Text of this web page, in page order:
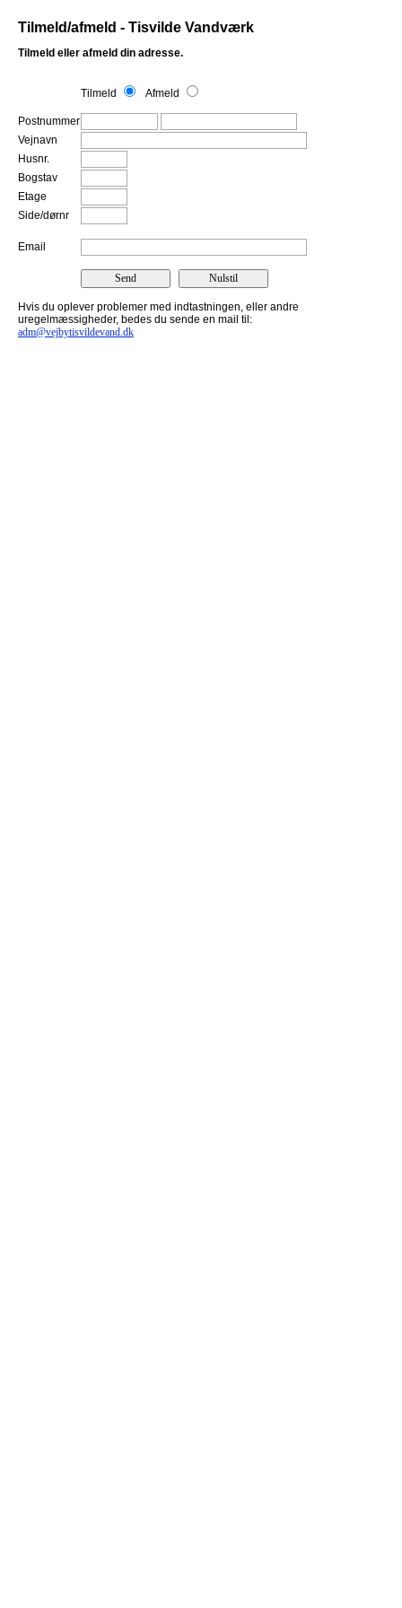
Tilmeld/afmeld - Tisvilde Vandværk
Tilmeld eller afmeld din adresse.
Tilmeld Afmeld
Postnummer
Vejnavn
Husnr.
Bogstav
Etage
Side/dørnr
Email
Hvis du oplever problemer med indtastningen, eller andre
uregelmæssigheder, bedes du sende en mail til:
adm@vejbytisvildevand.dk